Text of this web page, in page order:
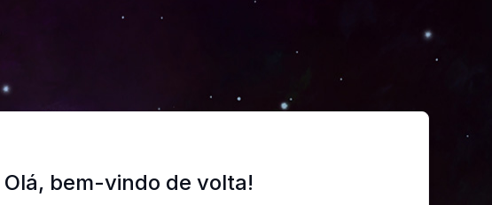
Olá, bem-vindo de volta!